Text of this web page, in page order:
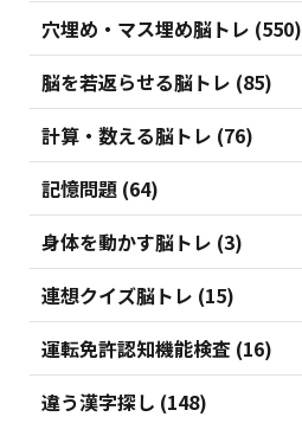
穴埋め・マス埋め脳トレ (550)
脳を若返らせる脳トレ (85)
計算・数える脳トレ (76)
記憶問題 (64)
身体を動かす脳トレ (3)
連想クイズ脳トレ (15)
運転免許認知機能検査 (16)
違う漢字探し (148)